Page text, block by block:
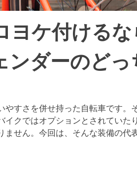
ヨケ付ける
ンダーのどっ
すさを併せ持った自転車です。
クではオプションとされていた
せん。今回は、そんな装備の代